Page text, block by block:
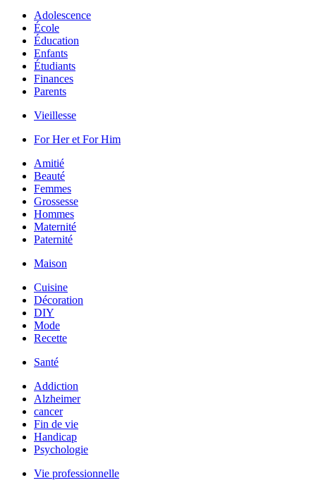
Adolescence
École
Éducation
Enfants
Étudiants
Finances
Parents
Vieillesse
For Her et For Him
Amitié
Beauté
Femmes
Grossesse
Hommes
Maternité
Paternité
Maison
Cuisine
Décoration
DIY
Mode
Recette
Santé
Addiction
Alzheimer
cancer
Fin de vie
Handicap
Psychologie
Vie professionnelle